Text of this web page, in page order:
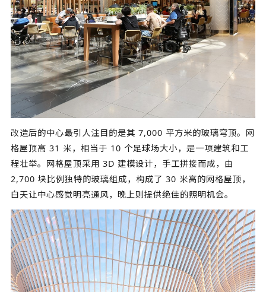
改造后的中心最引人注目的是其 7,000 平方米的玻璃穹顶。网
格屋顶高 31 米，相当于 10 个足球场大小，是一项建筑和工
程壮举。网格屋顶采用 3D 建模设计，手工拼接而成，由
2,700 块比例独特的玻璃组成，构成了 30 米高的网格屋顶，
白天让中心感觉明亮通风，晚上则提供绝佳的照明机会。